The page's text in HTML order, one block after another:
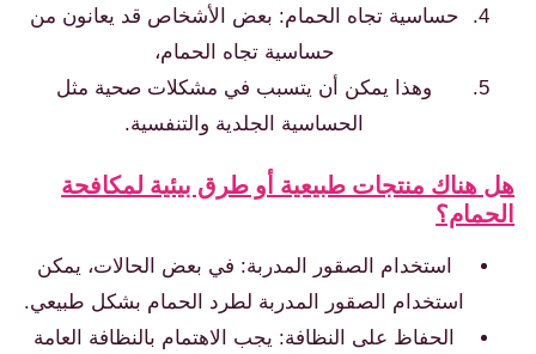
حساسية تجاه الحمام: بعض الأشخاص قد يعانون من
حساسية تجاه الحمام،
وهذا يمكن أن يتسبب في مشكلات صحية مثل
الحساسية الجلدية والتنفسية.
هناك منتجات طبيعية أو طرق بيئية لمكافحة
استخدام الصقور المدربة: في بعض الحالات، يمكن
استخدام الصقور المدربة لطرد الحمام بشكل طبيعي.
الحفاظ على النظافة: يجب الاهتمام بالنظافة العامة